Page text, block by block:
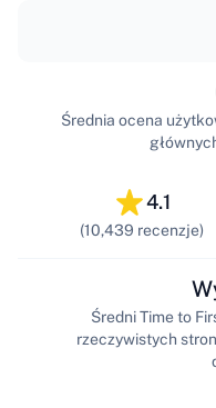
4.1
(10,439 recenzje)
Średnia ocena
Średni Time to
rzeczywistych